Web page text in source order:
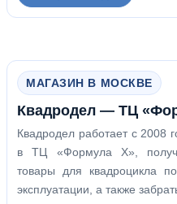
МАГАЗИН В МОСКВЕ
Квадродел — ТЦ
Квадродел работает с 2008
в ТЦ «Формула Х»,
товары для квадроцикла
эксплуатации, а также